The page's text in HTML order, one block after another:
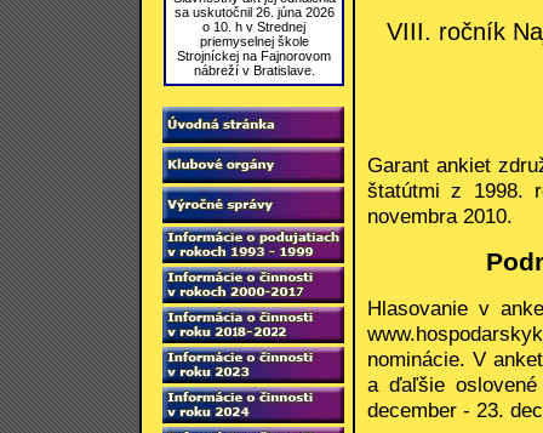
sa uskutočnil 26. júna 2026
o 10. h v Strednej
priemyselnej škole
Strojníckej na Fajnorovom
nábreží v Bratislave.
VIII. ročník
Garant ankiet
štatútmi z 1998.
novembra 2010.
Hlasovanie v
nominácie. V
a ďaľšie
december - 23.